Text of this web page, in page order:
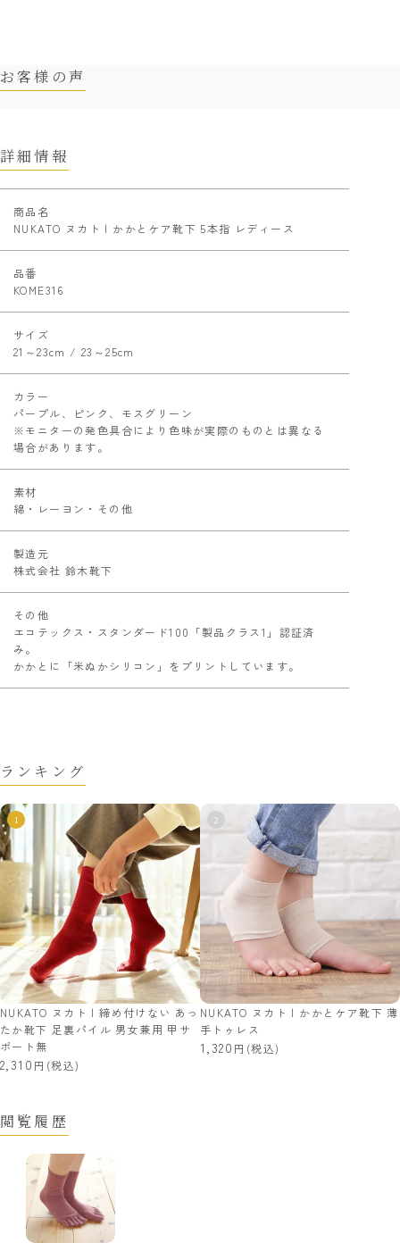
お客様の声
詳細情報
商品名
NUKATO ヌカト | かかとケア靴下 5本指 レディース
品番
KOME316
サイズ
21～23cm / 23～25cm
カラー
パープル、ピンク、モスグリーン
※モニターの発色具合により色味が実際のものとは異なる
場合があります。
素材
綿・レーヨン・その他
製造元
株式会社 鈴木靴下
その他
エコテックス・スタンダード100「製品クラス1」認証済
み。
かかとに「米ぬかシリコン」をプリントしています。
ランキング
NUKATO ヌカト | 締め付けない あっ
たか靴下 足裏パイル 男女兼用 甲サ
ポート無
2,310 (税込)
NUKATO ヌカト | かかとケア靴下 薄
手トゥレス
1,320 (税込)
閲覧履歴